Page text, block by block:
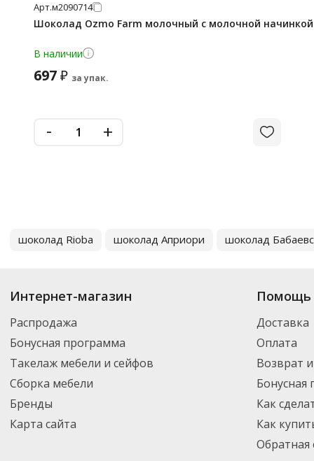
Арт.м2090714
Шоколад Ozmo Farm молочный с молочной начинкой
В наличии
697₽ за упак.
- +
шоколад Rioba шоколад Априори шоколад
Интернет-магазин
Распродажа
Бонусная программа
Такелаж мебели и сейфов
Сборка мебели
Бренды
Карта сайта
Помощь
Доставка
Оплата
Возврат
Бонусная
Как
Как
Обратная